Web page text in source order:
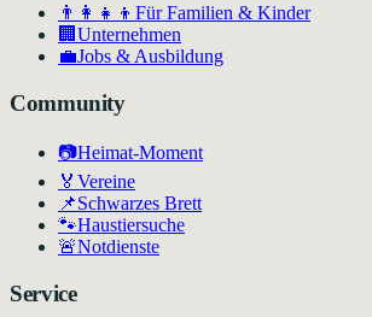
👨‍👩‍👧‍👦 Für Familien & Kinder
🏢 Unternehmen
💼Jobs & Ausbildung
Community
📷Heimat-Moment
🏅 Vereine
📌Schwarzes Brett
🐾Haustiersuche
🚨Notdienste
Service